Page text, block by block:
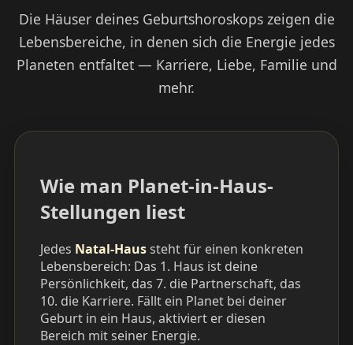
Die Häuser deines Geburtshoroskops zeigen die
Lebensbereiche, in denen sich die Energie jedes
Planeten entfaltet — Karriere, Liebe, Familie und
mehr.
Wie man Planet-in-Haus-
Stellungen liest
Jedes Natal-Haussteht für einen konkreten
Lebensbereich: Das 1. Haus ist deine
Persönlichkeit, das 7. die Partnerschaft, das
10. die Karriere. Fällt ein Planet bei deiner
Geburt in ein Haus, aktiviert er diesen
Bereich mit seiner Energie.